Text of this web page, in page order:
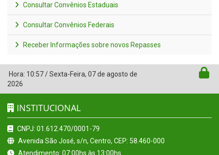
Consultar Convênios Estaduais
Consultar Convênios Federais
Receber Informações sobre novos Repasses
Hora: 10:57/Sexta-Feira, 07 de agosto de
2026
INSTITUCIONAL
CNPJ: 01.612.470/0001-79
Avenida São José, s/n, Centro, CEP: 58.460-000
Atendimento: 07:00hs às 13:00hs